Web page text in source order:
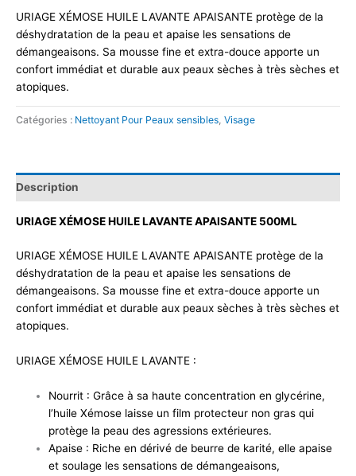
URIAGE XÉMOSE HUILE LAVANTE APAISANTE protège de la
déshydratation de la peau et apaise les sensations de
démangeaisons. Sa mousse fine et extra-douce apporte un
confort immédiat et durable aux peaux sèches à très sèches et
atopiques.
Catégories : Nettoyant Pour Peaux sensibles, Visage
Description
URIAGE XÉMOSE HUILE LAVANTE APAISANTE 500ML
URIAGE XÉMOSE HUILE LAVANTE APAISANTE protège de la
déshydratation de la peau et apaise les sensations de
démangeaisons. Sa mousse fine et extra-douce apporte un
confort immédiat et durable aux peaux sèches à très sèches et
atopiques.
URIAGE XÉMOSE HUILE LAVANTE :
Nourrit : Grâce à sa haute concentration en glycérine,
l’huile Xémose laisse un film protecteur non gras qui
protège la peau des agressions extérieures.
Apaise : Riche en dérivé de beurre de karité, elle apaise
et soulage les sensations de démangeaisons,